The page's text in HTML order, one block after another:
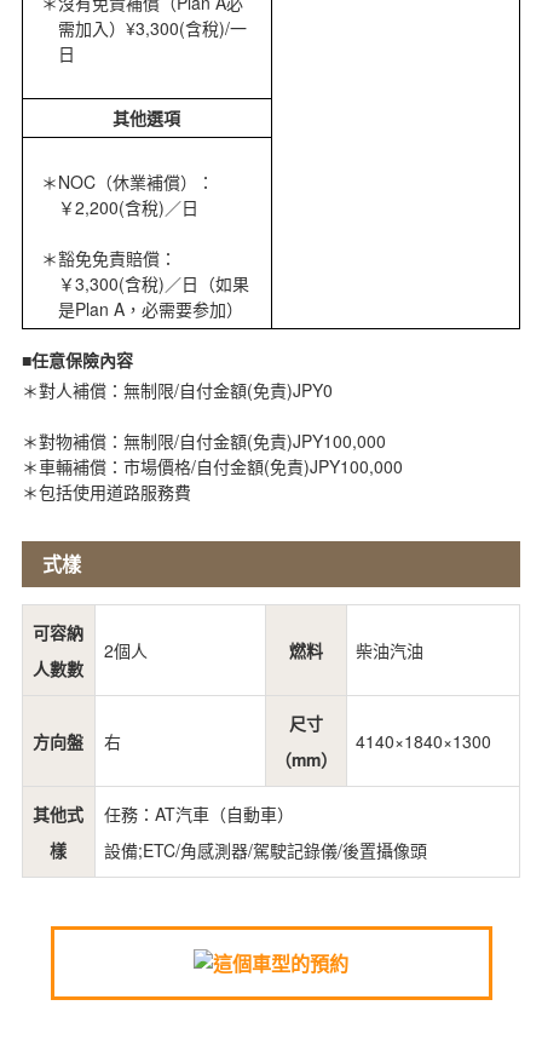
需加入）¥3,300(含稅)/一
日
其他選項
NOC（休業補償）：
￥2,200(含稅)／日
豁免免責賠償：
￥3,300(含稅)／日（如果
是Plan A，必需要参加）
■任意保險內容
對人補償：無制限/自付金額(免責)JPY0
對物補償：無制限/自付金額(免責)JPY100,000
車輛補償：市場價格/自付金額(免責)JPY100,000
包括使用道路服務費
式樣
可容納
人數數
2個人 燃料 柴油汽油
方向盤 右
尺寸
（mm）
4140×1840×1300
其他式
樣
任務：AT汽車（自動車）
設備;ETC/角感測器/駕駛記錄儀/後置攝像頭